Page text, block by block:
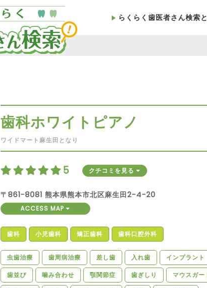
らくらく歯医者さん検索
歯科ホワイトピアノ
ワイドマート麻生田となり
5 クチコミを見る
〒861-8081 熊本県熊本市北区麻生田2-4-20
ACCESS MAP
歯科 小児歯科 矯正歯科 歯科口腔外科
虫歯治療 歯周病治療 差し歯 入れ歯 インプラント
歯並び 噛み合わせ 顎関節症 歯ぎしり マウスガー